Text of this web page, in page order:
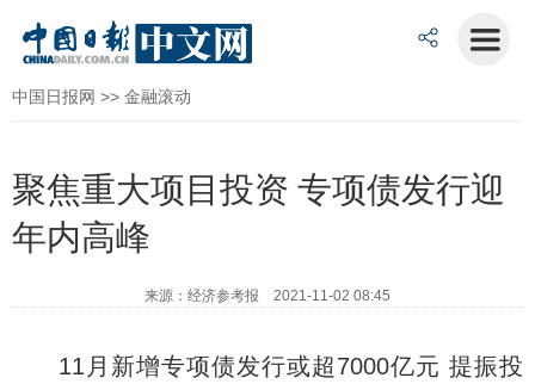
中国日报网 >> 金融滚动
聚焦重大项目投资 专项债发行迎
年内高峰
来源：经济参考报 2021-11-02 08:45
11月新增专项债发行或超7000亿元 提振投